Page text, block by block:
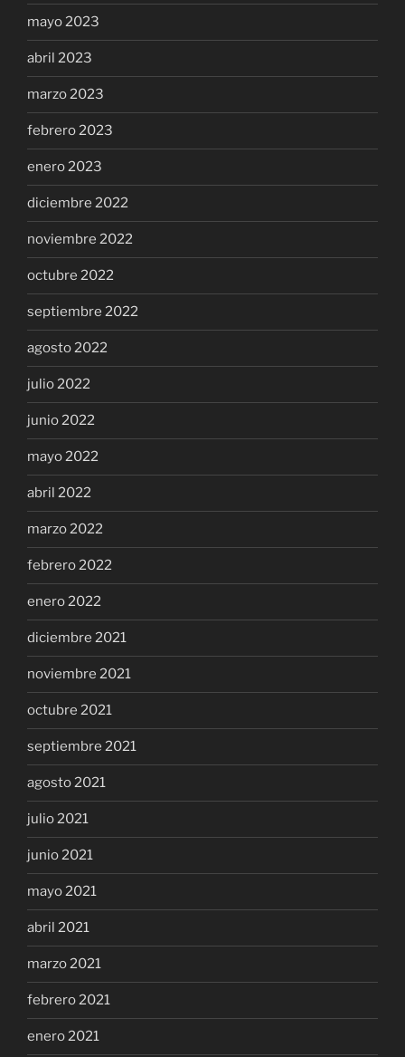
mayo 2023
abril 2023
marzo 2023
febrero 2023
enero 2023
diciembre 2022
noviembre 2022
octubre 2022
septiembre 2022
agosto 2022
julio 2022
junio 2022
mayo 2022
abril 2022
marzo 2022
febrero 2022
enero 2022
diciembre 2021
noviembre 2021
octubre 2021
septiembre 2021
agosto 2021
julio 2021
junio 2021
mayo 2021
abril 2021
marzo 2021
febrero 2021
enero 2021